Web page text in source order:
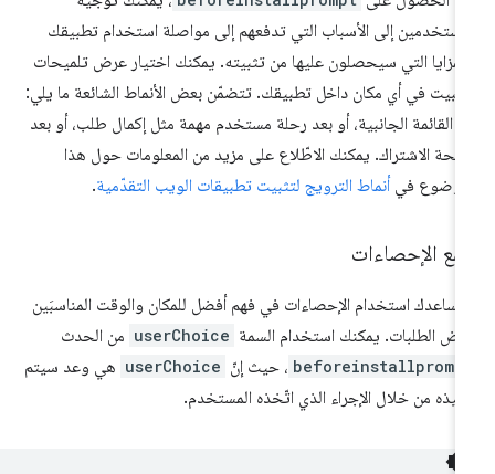
إلى الأسباب التي تدفعهم إلى مواصلة استخدام تطبيقك
التي سيحصلون عليها من تثبيته. يمكنك اختيار عرض تلميحات
في أي مكان داخل تطبيقك. تتضمّن بعض الأنماط الشائعة ما يلي:
القائمة الجانبية، أو بعد رحلة مستخدم مهمة مثل إكمال طلب، أو بعد
الاشتراك. يمكنك الاطّلاع على مزيد من المعلومات حول هذا
في أنماط الترويج لتثبيت تطبيقات الويب التقدّمية.
الإحصاءات
استخدام الإحصاءات في فهم أفضل للمكان والوقت المناسبَين
الطلبات. يمكنك استخدام السمة userChoice من الحدث
، حيث إنّ userChoice هي وعد سيتم
من خلال الإجراء الذي اتّخذه المستخدم.